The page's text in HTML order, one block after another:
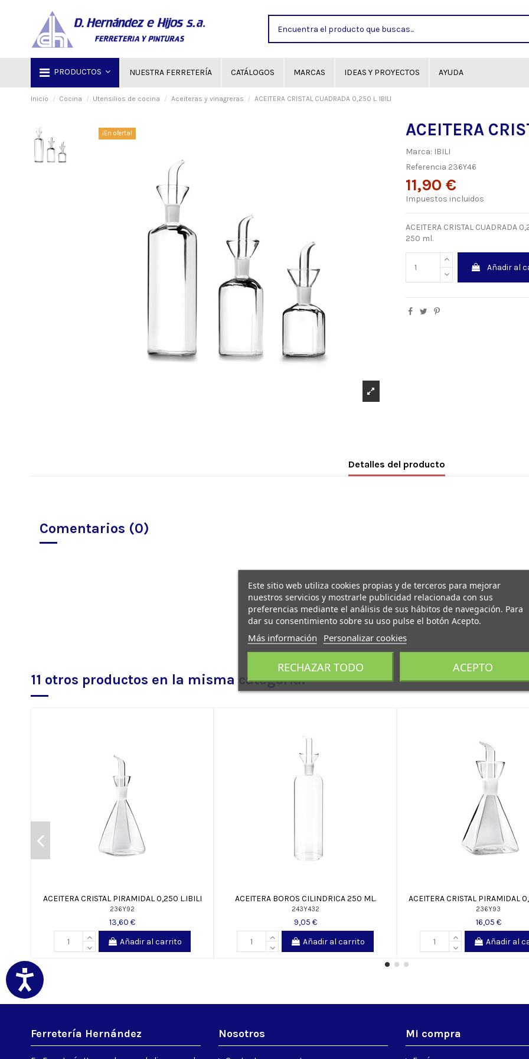
PRODUCTOS NUESTRA FERRETERÍA CATÁLOGOS MARCAS IDEAS Y PROYECTOS AYUDA
Inicio Cocina Utensilios de cocina Aceiteras y vinagreras ACEITERA CRISTAL CUADRADA 0,250 L. IBILI
¡En oferta! ACEITERA
Marca: IBILI
Referencia 236Y46
11,90 €
Impuestos incluidos
ACEITERA CRISTAL
250 ml.
Añadir al
Detalles del producto
Comentarios (0)
No hay reseñas de clientes en este momento.
11 otros productos en la misma categoría:
ACEITERA CRISTAL PIRAMIDAL 0,250 L.IBILI
236Y92
13,60 €
Añadir al carrito
ACEITERA BOROS CILINDRICA 250 ML.
243Y432
9,05 €
Añadir al carrito
ACEITERA CRISTAL PIRAMIDAL
236Y93
16,05 €
Añadir al
Ferretería Hernández Nosotros Mi compra
Este sitio web utiliza cookies propias y de terceros para mejorar
nuestros servicios y mostrarle publicidad relacionada con sus
preferencias mediante el análisis de sus hábitos de navegación. Para
dar su consentimiento sobre su uso pulse el botón Acepto.
Más información Personalizar cookies
RECHAZAR TODO ACEPTO